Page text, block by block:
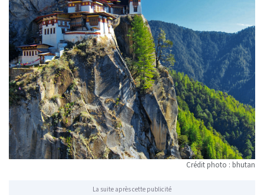
Crédit photo : bhutan
La suite après cette publicité